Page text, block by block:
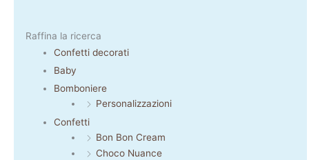
Raffina la ricerca
Confetti decorati
Baby
Bomboniere
Personalizzazioni
Confetti
Bon Bon Cream
Choco Nuance